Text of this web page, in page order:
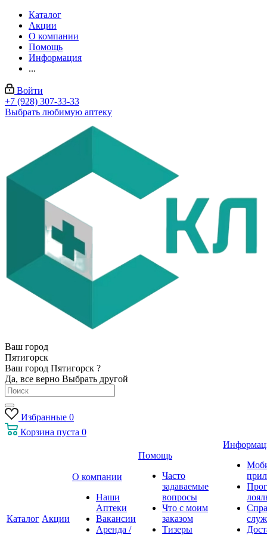
Каталог
Акции
О компании
Помощь
Информация
...
Войти
+7 (928) 307-33-33
Выбрать любимую аптеку
Ваш город
Пятигорск
Ваш город Пятигорск ?
Да, все верно Выбрать другой
Избранные 0
Корзина пуста 0
Каталог Акции
О компании
Наши
Аптеки
Вакансии
Аренда /
Помощь
Часто
задаваемые
вопросы
Что с моим
заказом
Тизеры